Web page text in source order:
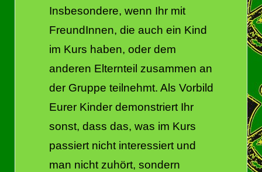
Insbesondere, wenn Ihr mit
FreundInnen, die auch ein Kind
im Kurs haben, oder dem
anderen Elternteil zusammen an
der Gruppe teilnehmt. Als Vorbild
Eurer Kinder demonstriert Ihr
sonst, dass das, was im Kurs
passiert nicht interessiert und
man nicht zuhört, sondern